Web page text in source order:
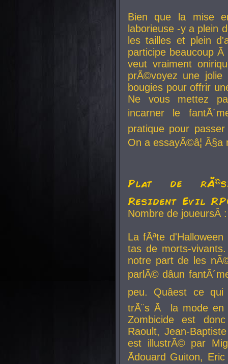
Bien que la mise
laborieuse -y a plein
les tailles et plein
participe beaucoup
veut vraiment
prÃ©voyez une
bougies pour offrir
Ne vous mettez
incarner le
pratique pour
On a essayÃ©â¦
Plat de
Resident Evil
Nombre de
La fÃªte
tas de morts-
notre part de les
parlÃ© dâun
peu. Quâest ce
trÃ¨s Ã la mode en
Zombicide est
Raoult, Jean-
est illustrÃ© par
Ãdouard Guiton,